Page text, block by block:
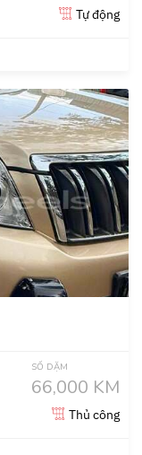
Tự động
SỐ DẶM
66,000 KM
Thủ công